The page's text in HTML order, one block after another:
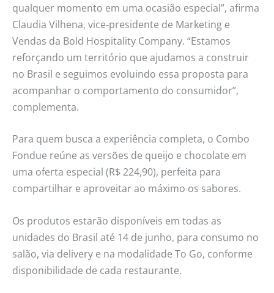
qualquer momento em uma ocasião especial”, afirma
Claudia Vilhena, vice-presidente de Marketing e
Vendas da Bold Hospitality Company. “Estamos
reforçando um território que ajudamos a construir
no Brasil e seguimos evoluindo essa proposta para
acompanhar o comportamento do consumidor”,
complementa.
Para quem busca a experiência completa, o Combo
Fondue reúne as versões de queijo e chocolate em
uma oferta especial (R$ 224,90), perfeita para
compartilhar e aproveitar ao máximo os sabores.
Os produtos estarão disponíveis em todas as
unidades do Brasil até 14 de junho, para consumo no
salão, via delivery e na modalidade To Go, conforme
disponibilidade de cada restaurante.